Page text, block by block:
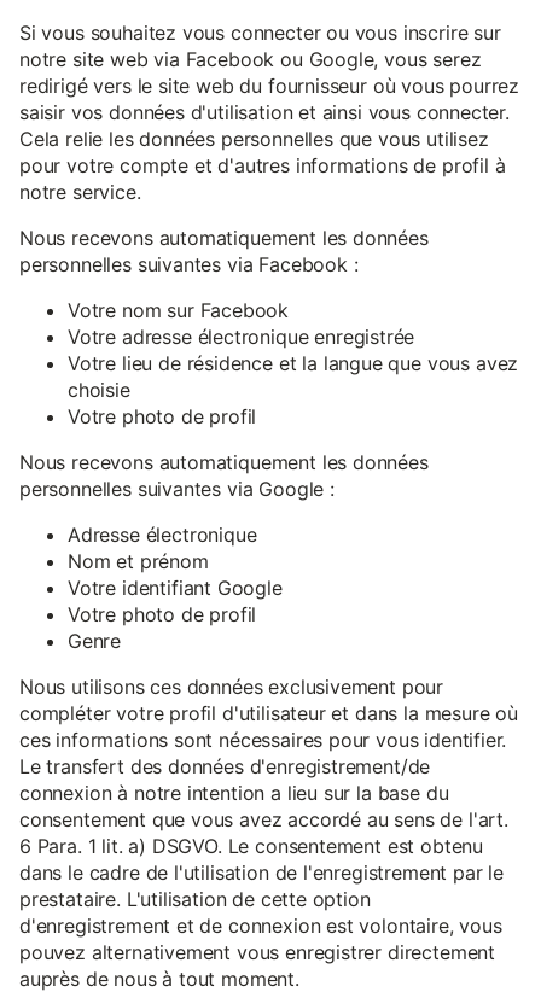
Si vous souhaitez vous connecter ou vous inscrire sur
notre site web via Facebook ou Google, vous serez
redirigé vers le site web du fournisseur où vous pourrez
saisir vos données d'utilisation et ainsi vous connecter.
Cela relie les données personnelles que vous utilisez
pour votre compte et d'autres informations de profil à
notre service.
Nous recevons automatiquement les données
personnelles suivantes via Facebook :
Votre nom sur Facebook
Votre adresse électronique enregistrée
Votre lieu de résidence et la langue que vous avez
choisie
Votre photo de profil
Nous recevons automatiquement les données
personnelles suivantes via Google :
Adresse électronique
Nom et prénom
Votre identifiant Google
Votre photo de profil
Genre
Nous utilisons ces données exclusivement pour
compléter votre profil d'utilisateur et dans la mesure où
ces informations sont nécessaires pour vous identifier.
Le transfert des données d'enregistrement/de
connexion à notre intention a lieu sur la base du
consentement que vous avez accordé au sens de l'art.
6 Para. 1 lit. a) DSGVO. Le consentement est obtenu
dans le cadre de l'utilisation de l'enregistrement par le
prestataire. L'utilisation de cette option
d'enregistrement et de connexion est volontaire, vous
pouvez alternativement vous enregistrer directement
auprès de nous à tout moment.